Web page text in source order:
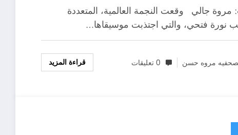
جالي وقعت النجمة العالمية، المتعددة
نورة فتحي، والتي اجتذبت موسيقاها…
مروه حسن 0 تعليقات قراءة المزيد